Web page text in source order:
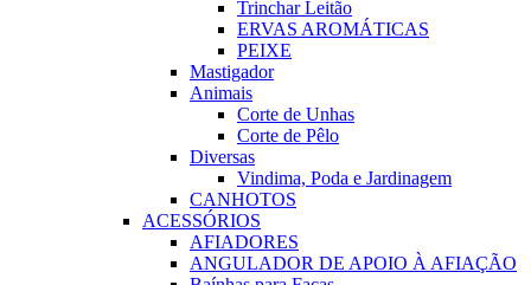
Trinchar Leitão
ERVAS AROMÁTICAS
PEIXE
Mastigador
Animais
Corte de Unhas
Corte de Pêlo
Diversas
Vindima, Poda e Jardinagem
CANHOTOS
ACESSÓRIOS
AFIADORES
ANGULADOR DE APOIO À AFIAÇÃO